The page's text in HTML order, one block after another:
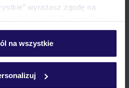
wyrażasz zgodę na
wchodząc w zakładkę
o plikach cookie znajdziesz
na wszystkie